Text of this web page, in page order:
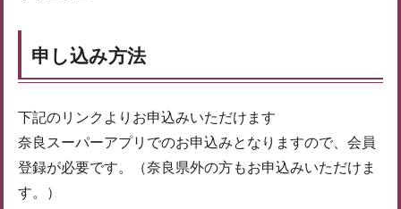
申し込み方法
下記のリンクよりお申込みいただけます
奈良スーパーアプリでのお申込みとなりますので、会員
登録が必要です。（奈良県外の方もお申込みいただけま
す。）